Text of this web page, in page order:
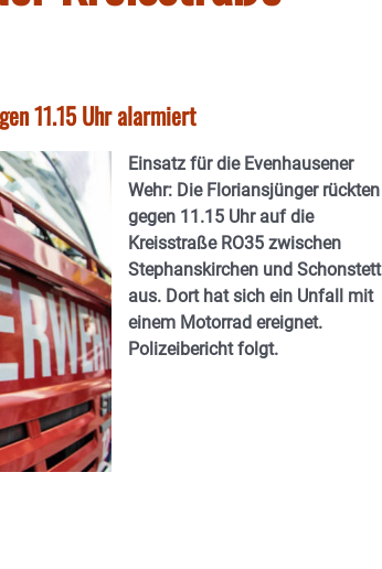
11.15 Uhr alarmiert
Einsatz für die Evenhausener
Wehr: Die Floriansjünger rückten
gegen 11.15 Uhr auf die
Kreisstraße RO35 zwischen
Stephanskirchen und Schonstett
aus. Dort hat sich ein Unfall mit
einem Motorrad ereignet.
Polizeibericht folgt.